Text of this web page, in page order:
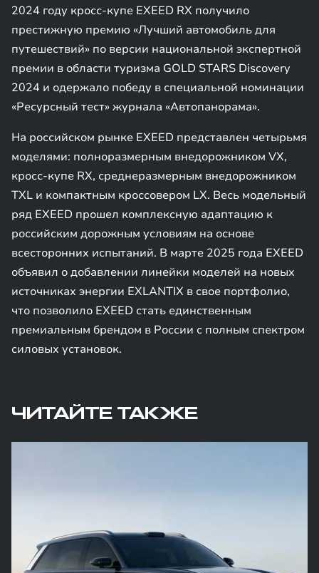
2024 году кросс-купе EXEED RX получило
престижную премию «Лучший автомобиль для
путешествий» по версии национальной экспертной
премии в области туризма GOLD STARS Discovery
2024 и одержало победу в специальной номинации
«Ресурсный тест» журнала «Автопанорама».
На российском рынке EXEED представлен четырьмя
моделями: полноразмерным внедорожником VX,
кросс-купе RX, среднеразмерным внедорожником
TXL и компактным кроссовером LX. Весь модельный
ряд EXEED прошел комплексную адаптацию к
российским дорожным условиям на основе
всесторонних испытаний. В марте 2025 года EXEED
объявил о добавлении линейки моделей на новых
источниках энергии EXLANTIX в свое портфолио,
что позволило EXEED стать единственным
премиальным брендом в России с полным спектром
силовых установок.
ЧИТАЙТЕ ТАКЖЕ